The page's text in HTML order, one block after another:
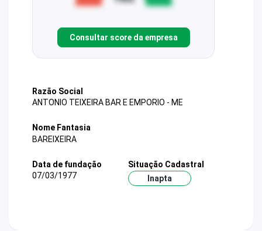
Consultar score da empresa
Razão Social
ANTONIO TEIXEIRA BAR E EMPORIO - ME
Nome Fantasia
BAREIXEIRA
Data de fundação
07/03/1977
Situação Cadastral
Inapta